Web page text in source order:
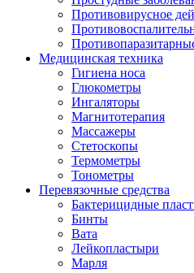
Противовирусное
Медицинская техника
Гигиена носа
Глюкометры
Ингаляторы
Магнитотерапия
Массажеры
Стетоскопы
Термометры
Тонометры
Перевязочные средства
Бактерицидные
Бинты
Вата
Лейкопластыри
Марля